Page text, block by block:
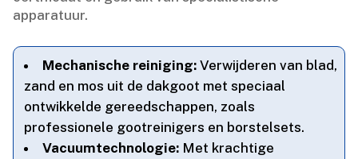
apparatuur.​
Mechanische reiniging: Verwijderen van blad,
zand en mos uit de dakgoot met speciaal
ontwikkelde gereedschappen, zoals
professionele gootreinigers en borstelsets.​
Vacuumtechnologie: Met krachtige